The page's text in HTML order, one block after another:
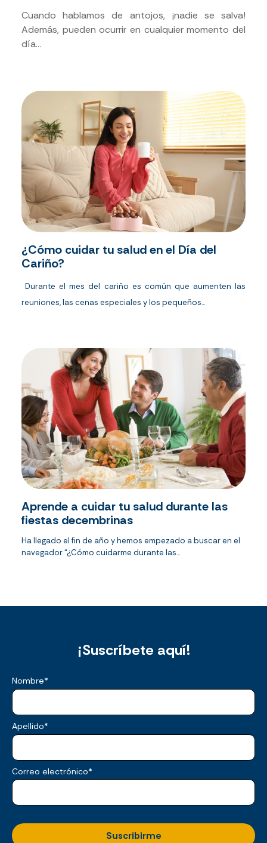
Cuando hablamos de antojos, ¡nadie se salva!
Además, pueden ocurrir en cualquier momento del
día...
¿Cómo cuidar tu salud en el Día del
Cariño?
Durante el mes del cariño es común que aumenten las
reuniones, las cenas especiales y los pequeños...
Aprende a cuidar tu salud durante las
fiestas decembrinas
Ha llegado el fin de año y hemos empezado a buscar en el
navegador “¿Cómo cuidarme durante las...
¡Suscríbete aquí!
Nombre*
Apellido*
Correo electrónico*